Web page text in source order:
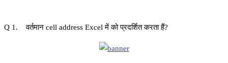
Q 1. वर्तमान cell address Excel में को प्रदर्शित करता हैं?